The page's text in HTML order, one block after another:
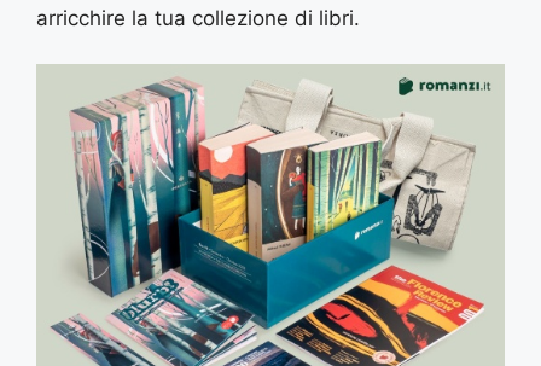
arricchire la tua collezione di libri.